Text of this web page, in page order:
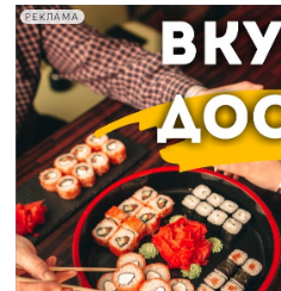
РЕКЛАМА